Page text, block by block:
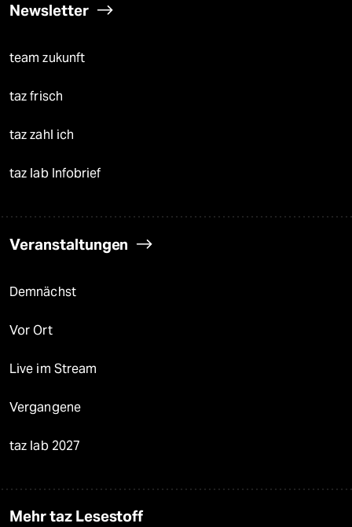
Newsletter
team zukunft
taz frisch
taz zahl ich
taz lab Infobrief
Veranstaltungen
Demnächst
Vor Ort
Live im Stream
Vergangene
taz lab 2027
Mehr taz Lesestoff